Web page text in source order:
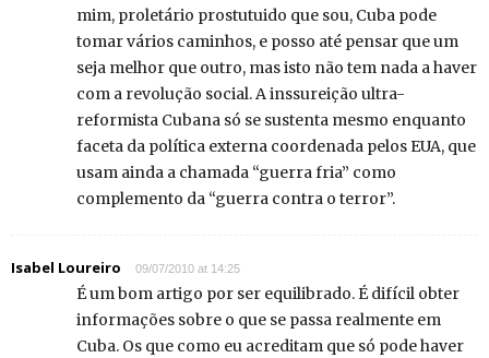
mim, proletário prostutuido que sou, Cuba pode
tomar vários caminhos, e posso até pensar que um
seja melhor que outro, mas isto não tem nada a haver
com a revolução social. A inssureição ultra-
reformista Cubana só se sustenta mesmo enquanto
faceta da política externa coordenada pelos EUA, que
usam ainda a chamada “guerra fria” como
complemento da “guerra contra o terror”.
Isabel Loureiro 09/07/2010 at 14:25
É um bom artigo por ser equilibrado. É difícil obter
informações sobre o que se passa realmente em
Cuba. Os que como eu acreditam que só pode haver